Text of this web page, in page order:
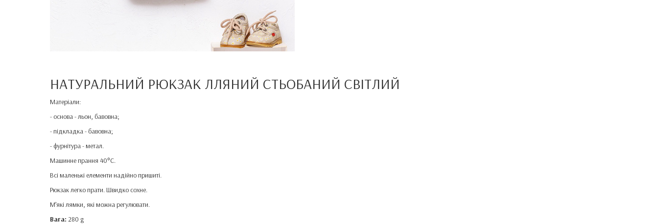
НАТУРАЛЬНИЙ РЮКЗАК ЛЛЯНИЙ СТЬОБАНИЙ СВІТЛИЙ
Матеріали:
- основа - льон, бавовна;
- підкладка - бавовна;
- фурнітура - метал.
Машинне прання 40°C.
Всі маленькі елементи надійно пришиті.
Рюкзак легко прати. Швидко сохне.
М’які лямки, які можна регулювати.
Вага: 280 g